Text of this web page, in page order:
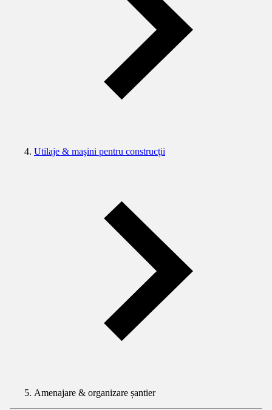
Utilaje & maşini pentru construcţii
Amenajare & organizare șantier